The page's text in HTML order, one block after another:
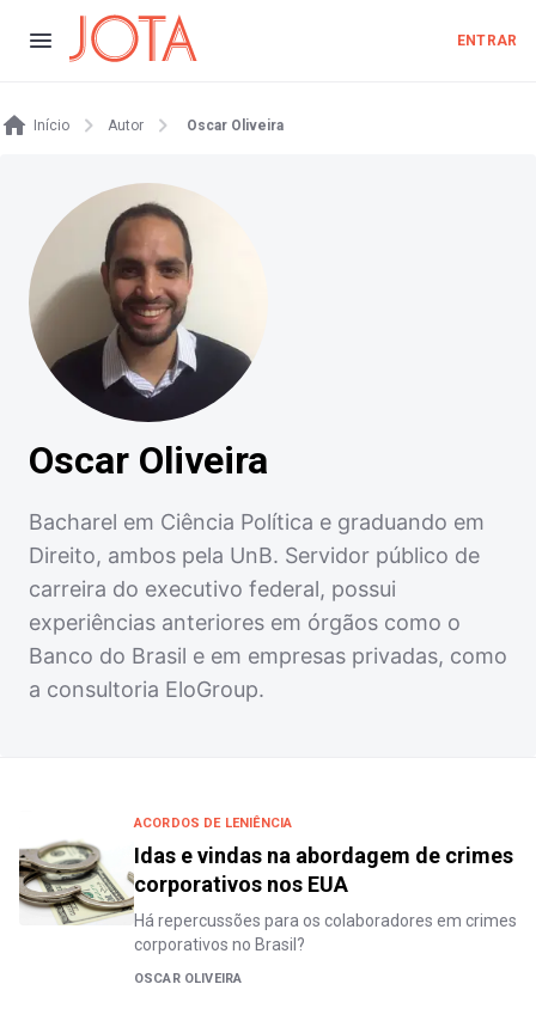
ENTRAR
Início Autor Oscar Oliveira
Oscar Oliveira
Bacharel em Ciência Política e graduando em
Direito, ambos pela UnB. Servidor público de
carreira do executivo federal, possui
experiências anteriores em órgãos como o
Banco do Brasil e em empresas privadas, como
a consultoria EloGroup.
ACORDOS DE LENIÊNCIA
Idas e vindas na abordagem de crimes
corporativos nos EUA
Há repercussões para os colaboradores em crimes
corporativos no Brasil?
OSCAR OLIVEIRA